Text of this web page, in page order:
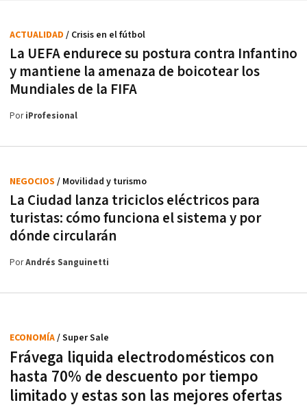
La UEFA endurece su postura contra Infantino
y mantiene la amenaza de boicotear los
Mundiales de la FIFA
ACTUALIDAD / Crisis en el fútbol
PoriProfesional
La Ciudad lanza triciclos eléctricos para
turistas: cómo funciona el sistema y por
dónde circularán
NEGOCIOS / Movilidad y turismo
PorAndrés Sanguinetti
Frávega liquida electrodomésticos con
hasta 70% de descuento por tiempo
limitado y estas son las mejores ofertas
ECONOMÍA/ Super Sale